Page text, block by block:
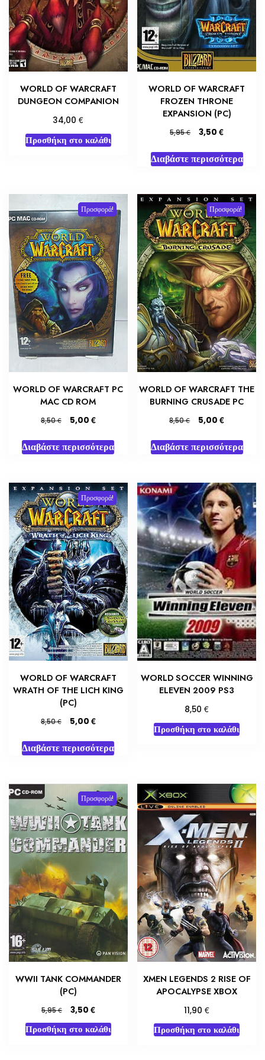
WORLD OF WARCRAFT
DUNGEON COMPANION
34,00€
Προσθήκη στο καλάθι
WORLD OF WARCRAFT
FROZEN THRONE
EXPANSION (PC)
5,95€
Original
was:
5,95 €.
3,50€Η
τιμή
είναι:
Διαβάστε περισσότερα
Προσφορά!
WORLD OF WARCRAFT PC
MAC CD ROM
8,50€
Original
was:
8,50 €.
5,00 €Η
τιμή
είναι:
Διαβάστε περισσότερα
Προσφορά!
WORLD OF WARCRAFT THE
BURNING CRUSADE PC
8,50€
Original
was:
8,50 €.
5,00€Η
τιμή
είναι:
Διαβάστε περισσότερα
Προσφορά!
WORLD OF WARCRAFT
WRATH OF THE LICH KING
(PC)
8,50€
Original
was:
8,50 €.
5,00 €Η
τιμή
είναι:
Διαβάστε περισσότερα
WORLD SOCCER WINNING
ELEVEN 2009 PS3
8,50€
Προσθήκη στο καλάθι
Προσφορά!
WWII TANK COMMANDER
(PC)
5,95€
Original
price
was:
3,50 €Η
τρέχουσα
τιμή
Προσθήκη στο καλάθι
XMEN LEGENDS 2 RISE OF
APOCALYPSE XBOX
11,90€
Προσθήκη στο καλάθι